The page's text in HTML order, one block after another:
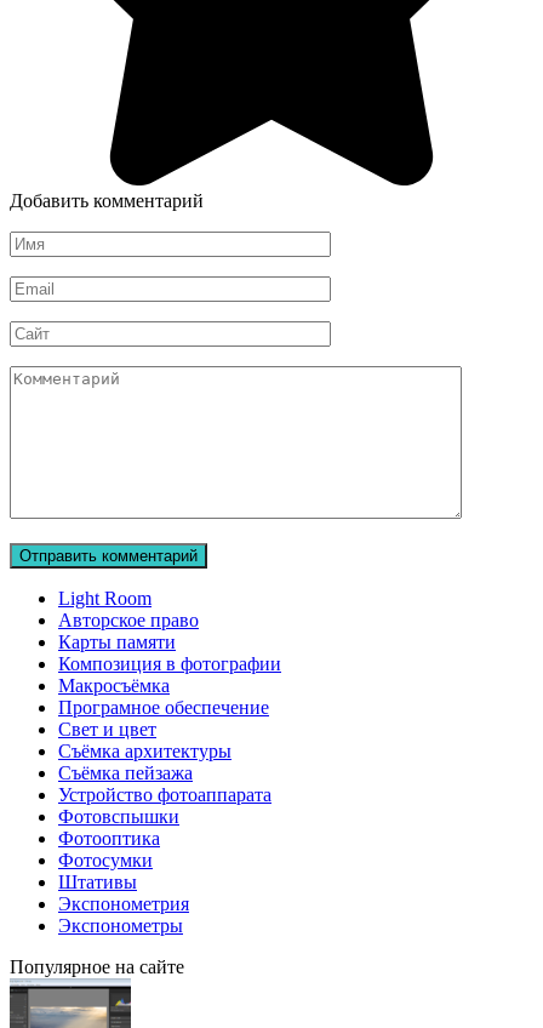
Добавить комментарий
Имя
Email
Сайт
Комментарий
Light Room
Авторское право
Карты памяти
Композиция в фотографии
Макросъёмка
Програмное обеспечение
Свет и цвет
Съёмка архитектуры
Съёмка пейзажа
Устройство фотоаппарата
Фотовспышки
Фотооптика
Фотосумки
Штативы
Экспонометрия
Экспонометры
Популярное на сайте